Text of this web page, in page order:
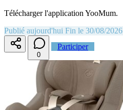
Télécharger l'application YooMum.
Publié aujourd'hui Fin le 30/08/2026
0
Participer